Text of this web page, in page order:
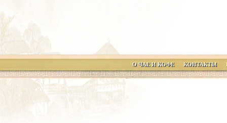
О ЧАЕ И КОФЕ КОНТАКТЫ